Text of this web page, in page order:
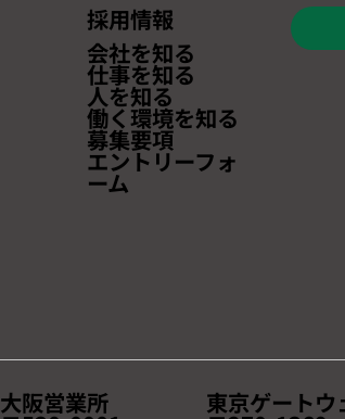
採用情報
会社を知る
仕事を知る
人を知る
働く環境を知る
募集要項
エントリーフォ
ーム
大阪営業所 東京ゲートウ